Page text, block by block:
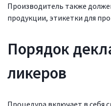
Производитель также
продукции, этикетки для
Порядок
ликеров